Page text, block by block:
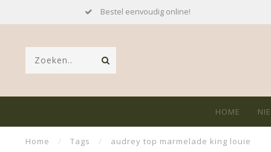
Bestel eenvoudig online!
HOME
Home / Tags / audrey top marmelade king louie